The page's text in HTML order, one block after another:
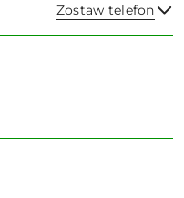
Zostaw telefon